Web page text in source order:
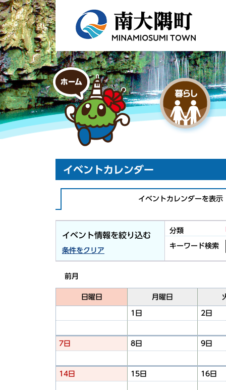
イベントカレンダー
イベントカレンダーを表示
イベント情報を絞り込む
条件をクリア
分類
キーワード検索
前月
日曜日 月曜日
1日 2日
7日 8日 9日
14日 15日 16日